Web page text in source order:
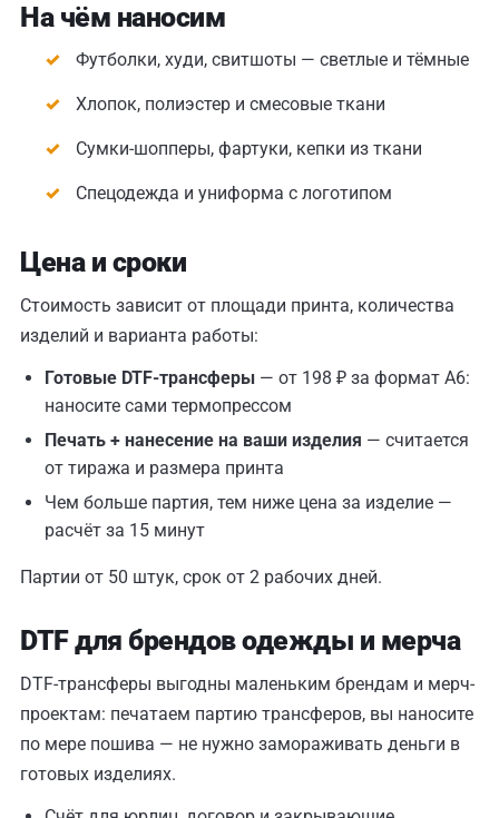
На чём наносим
Футболки, худи, свитшоты — светлые и тёмные
Хлопок, полиэстер и смесовые ткани
Сумки-шопперы, фартуки, кепки из ткани
Спецодежда и униформа с логотипом
Цена и сроки
Стоимость зависит от площади принта, количества
изделий и варианта работы:
Готовые DTF-трансферы — от 198 ₽ за формат A6:
наносите сами термопрессом
Печать + нанесение на ваши изделия — считается
от тиража и размера принта
Чем больше партия, тем ниже цена за изделие —
расчёт за 15 минут
Партии от 50 штук, срок от 2 рабочих дней.
DTF для брендов одежды и мерча
DTF-трансферы выгодны маленьким брендам и мерч-
проектам: печатаем партию трансферов, вы наносите
по мере пошива — не нужно замораживать деньги в
готовых изделиях.